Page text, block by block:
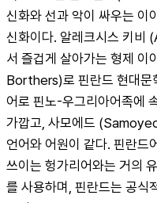
신화와 선과 악이 싸우는 이
신화이다. 알레크시스 키비
서 즐겁게 살아가는 형제
Borthers)로 핀란드 현대문
어로 핀노-우그리아어족에
가깝고, 사모에드
언어와 어원이 같다. 핀란드
쓰이는 헝가리어와는 거의
를 사용하며, 핀란드는 공식